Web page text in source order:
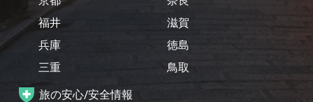
福井
兵庫
三重
滋賀
徳島
鳥取
旅の安心/安全情報